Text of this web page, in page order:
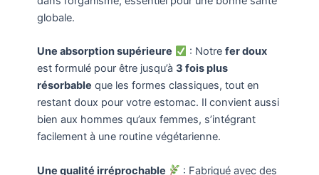
globale.
Une absorption supérieure : Notrefer doux
est formulé pour être jusqu’à 3 fois plus
résorbable que les formes classiques, tout en
restant doux pour votre estomac. Il convient aussi
bien aux hommes qu’aux femmes, s’intégrant
facilement à une routine végétarienne.
Une qualité irréprochable
: Fabriqué avec des